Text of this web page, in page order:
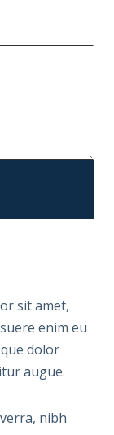
sit amet,
enim eu
dolor
augue.
nibh